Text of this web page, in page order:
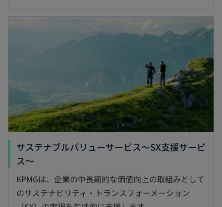
サステナブルバリューサービス～SX支援サービ
ス～
KPMGは、企業の中長期的な価値向上の取組みとして
のサステナビリティ・トランスフォーメーション